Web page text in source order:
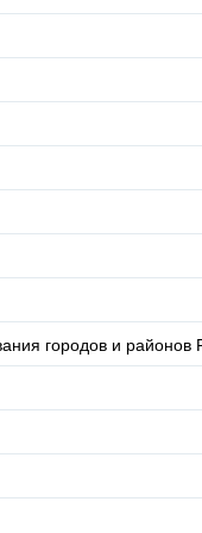
городов и районов